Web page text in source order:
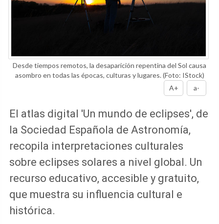
Desde tiempos remotos, la desaparición repentina del Sol causa
asombro en todas las épocas, culturas y lugares.(Foto: IStock)
A+
a-
El atlas digital 'Un mundo de eclipses', de
la Sociedad Española de Astronomía,
recopila interpretaciones culturales
sobre eclipses solares a nivel global. Un
recurso educativo, accesible y gratuito,
que muestra su influencia cultural e
histórica.